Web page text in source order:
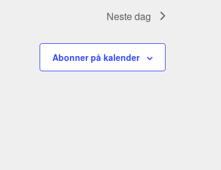
t
i
e
w
Neste dag
Abonner på kalender